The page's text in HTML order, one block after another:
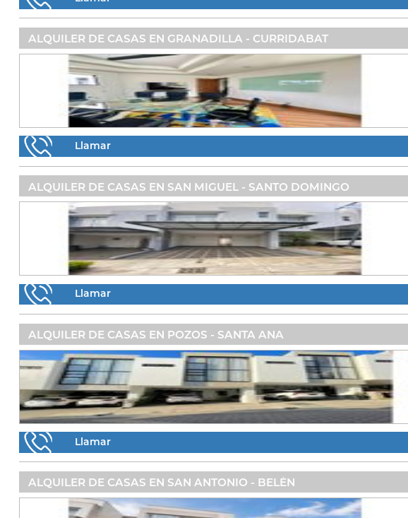
ALQUILER DE CASAS EN GRANADILLA - CURRIDABAT
Llamar
ALQUILER DE CASAS EN SAN MIGUEL - SANTO DOMINGO
Llamar
ALQUILER DE CASAS EN POZOS - SANTA ANA
Llamar
ALQUILER DE CASAS EN SAN ANTONIO - BELÉN